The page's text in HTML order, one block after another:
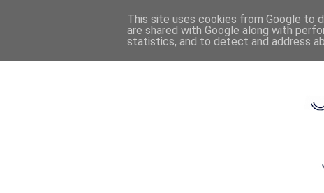
This site uses cookies from Google to
are shared with Google along with
statistics, and to detect and address